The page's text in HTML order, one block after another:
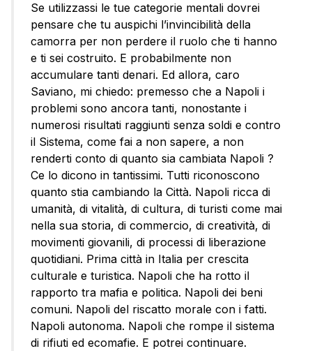
Se utilizzassi le tue categorie mentali dovrei
pensare che tu auspichi l’invincibilità della
camorra per non perdere il ruolo che ti hanno
e ti sei costruito. E probabilmente non
accumulare tanti denari. Ed allora, caro
Saviano, mi chiedo: premesso che a Napoli i
problemi sono ancora tanti, nonostante i
numerosi risultati raggiunti senza soldi e contro
il Sistema, come fai a non sapere, a non
renderti conto di quanto sia cambiata Napoli ?
Ce lo dicono in tantissimi. Tutti riconoscono
quanto stia cambiando la Città. Napoli ricca di
umanità, di vitalità, di cultura, di turisti come mai
nella sua storia, di commercio, di creatività, di
movimenti giovanili, di processi di liberazione
quotidiani. Prima città in Italia per crescita
culturale e turistica. Napoli che ha rotto il
rapporto tra mafia e politica. Napoli dei beni
comuni. Napoli del riscatto morale con i fatti.
Napoli autonoma. Napoli che rompe il sistema
di rifiuti ed ecomafie. E potrei continuare.